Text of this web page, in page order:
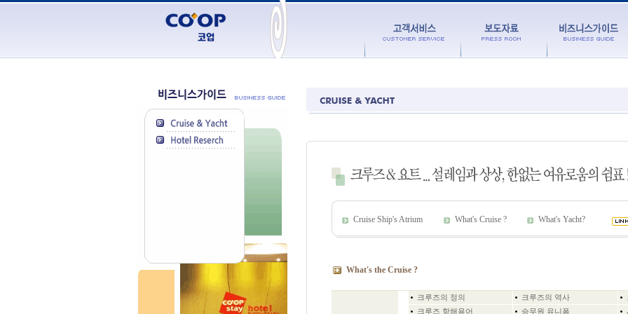
Cruise Ship's Atrium What's Cruise ? What's Yacht?
What's the Cruise ?
크루즈의 정의 크루즈의 역사
크루즈 항해용어
승무원 유니폼